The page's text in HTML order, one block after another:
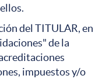
del TITULAR, en
de la
impuestos y/o